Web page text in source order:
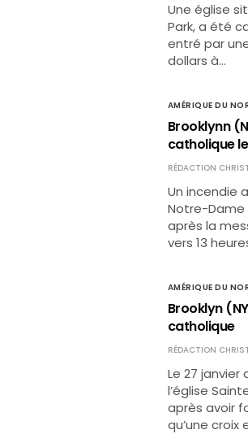
Une église
Park, a été
entré par
dollars à…
AMÉRIQUE DU
Brooklynn
catholique
RÉDACTION
Un incendie
Notre-Dame
après la
vers 13
AMÉRIQUE DU
Brooklyn
catholique
RÉDACTION
Le 27
l’église
après avoir
qu’une croix